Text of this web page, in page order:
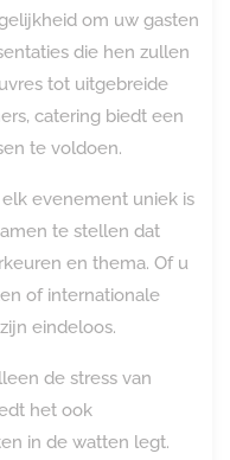
om uw gasten
die hen zullen
tot uitgebreide
catering biedt een
te voldoen.
evenement uniek is
te stellen dat
en thema. Of u
of internationale
eindeloos.
de stress van
het ook
in de watten legt.